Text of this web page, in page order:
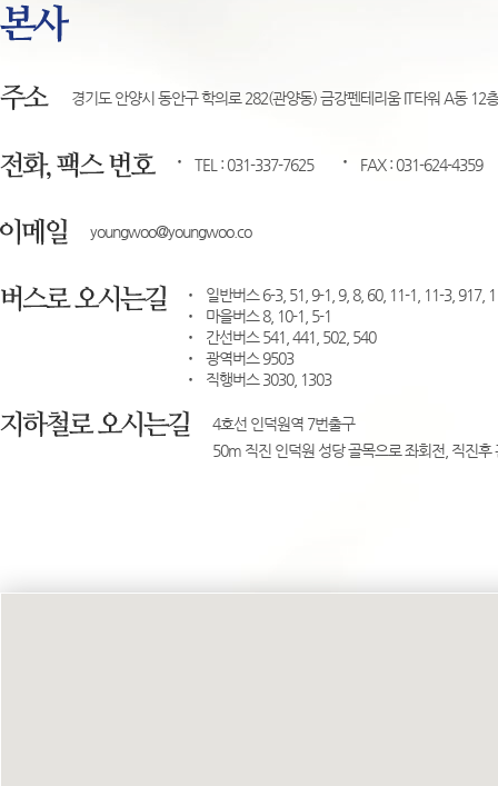
경기도 안양시 동안구 학의로 282(관양동) 금강펜테리움 IT타워 A동 12
TEL : 031-337-7625 FAX : 031-624-4359
youngwoo@youngwoo.co
일반버스 6-3, 51, 9-1, 9, 8, 60, 11-1, 11-3, 917,
마을버스 8, 10-1, 5-1
간선버스 541, 441, 502, 540
광역버스 9503
직행버스 3030, 1303
4호선 인덕원역 7번출구
50m 직진 인덕원 성당 골목으로 좌회전, 직진후